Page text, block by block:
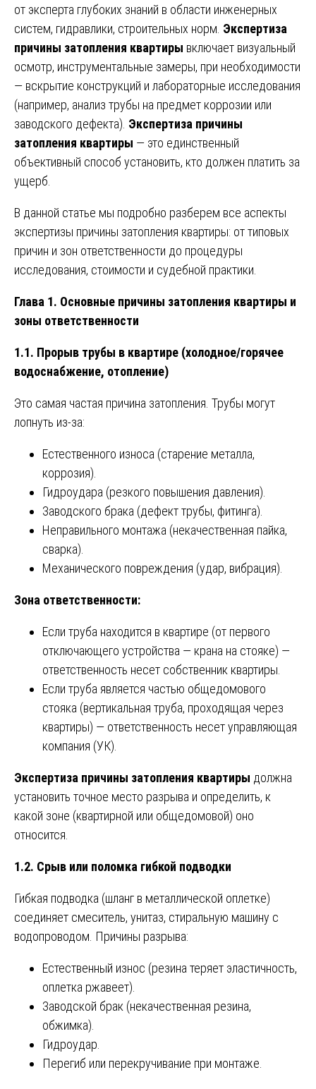
от эксперта глубоких знаний в области инженерных
систем, гидравлики, строительных норм. Экспертиза
причины затопления квартиры включает визуальный
осмотр, инструментальные замеры, при необходимости
— вскрытие конструкций и лабораторные исследования
(например, анализ трубы на предмет коррозии или
заводского дефекта). Экспертиза причины
затопления квартиры — это единственный
объективный способ установить, кто должен платить за
ущерб.
В данной статье мы подробно разберем все аспекты
экспертизы причины затопления квартиры: от типовых
причин и зон ответственности до процедуры
исследования, стоимости и судебной практики.
Глава 1. Основные причины затопления квартиры и
зоны ответственности
1.1. Прорыв трубы в квартире (холодное/горячее
водоснабжение, отопление)
Это самая частая причина затопления. Трубы могут
лопнуть из-за:
Естественного износа (старение металла,
коррозия).
Гидроудара (резкого повышения давления).
Заводского брака (дефект трубы, фитинга).
Неправильного монтажа (некачественная пайка,
сварка).
Механического повреждения (удар, вибрация).
Зона ответственности:
Если труба находится в квартире (от первого
отключающего устройства — крана на стояке) —
ответственность несет собственник квартиры.
Если труба является частью общедомового
стояка (вертикальная труба, проходящая через
квартиры) — ответственность несет управляющая
компания (УК).
Экспертиза причины затопления квартиры должна
установить точное место разрыва и определить, к
какой зоне (квартирной или общедомовой) оно
относится.
1.2. Срыв или поломка гибкой подводки
Гибкая подводка (шланг в металлической оплетке)
соединяет смеситель, унитаз, стиральную машину с
водопроводом. Причины разрыва:
Естественный износ (резина теряет эластичность,
оплетка ржавеет).
Заводской брак (некачественная резина,
обжимка).
Гидроудар.
Перегиб или перекручивание при монтаже.